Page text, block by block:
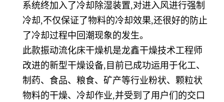
系统终加入了冷却除湿装置,对进入风进行强制
冷却,不仅保证了物料的冷却效果,还很好的防止
了冷却过程中回潮现象的发生。
此款振动流化床干燥机是龙鑫干燥技术工程师
改进的新型干燥设备,目前已成功运用于化工、
制药、食品、粮食、矿产等行业粉状、颗粒状
物料的干燥、冷却作业,并受到了用户们的交口